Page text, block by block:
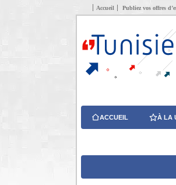
Accueil Publiez vos offres
ACCUEIL À LA